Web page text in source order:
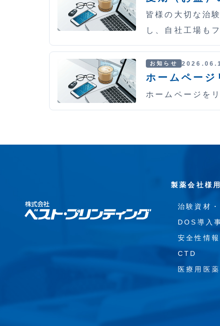
皆様の大切な治
し、自社工場も
お知らせ
ホームページ
ホームページを
製薬会社様
治験資材
DOS導入
安全性情
CTD
医療用医